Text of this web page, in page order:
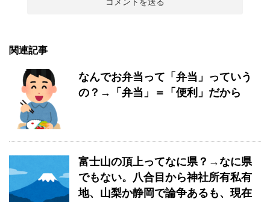
関連記事
なんでお弁当って「弁当」っていう
の？→「弁当」＝「便利」だから
富士山の頂上ってなに県？→なに県
でもない。八合目から神社所有私有
地、山梨か静岡で論争あるも、現在